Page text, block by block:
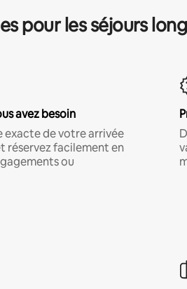
pour les séjours
avez besoin
exacte de votre arrivée
réservez facilement en
ou